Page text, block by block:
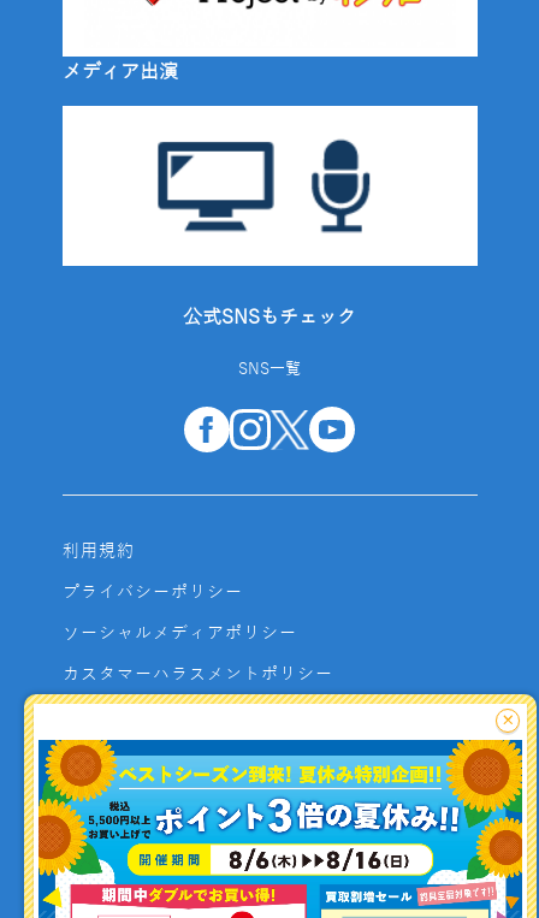
釣り情報を
メディア出演
公式SNSもチェック
SNS一覧
利用規約
プライバシーポリシー
ソーシャルメディアポリシー
カスタマーハラスメントポリシー
よくあるご質問
お問い合わせ
利用者資金の保全方法
×